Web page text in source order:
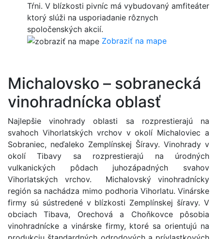
Tŕni. V blízkosti pivníc má vybudovaný amfiteáter
ktorý slúži na usporiadanie rôznych
spoločenských akcií.
Zobraziť na mape
Michalovsko – sobranecká
vinohradnícka oblasť
Najlepšie vinohrady oblasti sa rozprestierajú na
svahoch Vihorlatských vrchov v okolí Michaloviec a
Sobraniec, neďaleko Zemplínskej Šíravy. Vinohrady v
okolí Tibavy sa rozprestierajú na úrodných
vulkanických pôdach juhozápadných svahov
Vihorlatských vrchov. Michalovský vinohradnícky
región sa nachádza mimo podhoria Vihorlatu. Vinárske
firmy sú sústredené v blízkosti Zemplínskej šíravy. V
obciach Tibava, Orechová a Choňkovce pôsobia
vinohradnícke a vinárske firmy, ktoré sa orientujú na